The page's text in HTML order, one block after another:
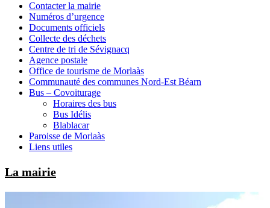
Contacter la mairie
Numéros d’urgence
Documents officiels
Collecte des déchets
Centre de tri de Sévignacq
Agence postale
Office de tourisme de Morlaàs
Communauté des communes Nord-Est Béarn
Bus – Covoiturage
Horaires des bus
Bus Idélis
Blablacar
Paroisse de Morlaàs
Liens utiles
La mairie